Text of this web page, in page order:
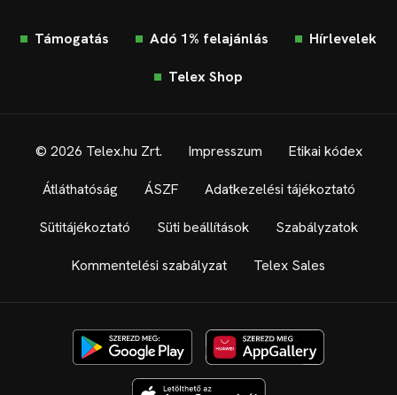
Támogatás Adó 1% felajánlás Hírlevelek
Telex Shop
© 2026 Telex.hu Zrt. Impresszum Etikai kódex
Átláthatóság ÁSZF Adatkezelési tájékoztató
Sütitájékoztató Süti beállítások Szabályzatok
Kommentelési szabályzat Telex Sales